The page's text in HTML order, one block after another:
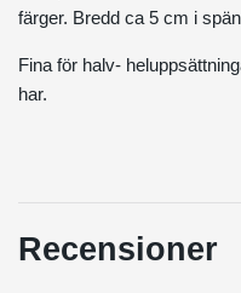
färger. Bredd ca 5 cm i
Fina för halv-
har.
Recensioner